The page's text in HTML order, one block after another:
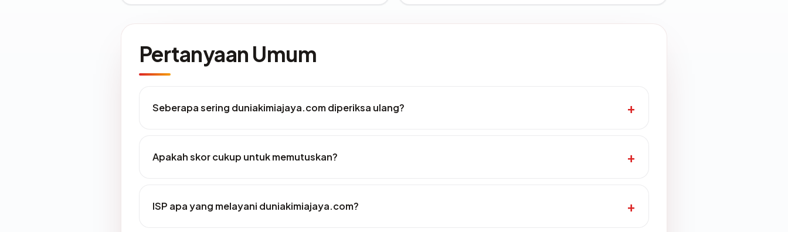
Pertanyaan Umum
Seberapa sering duniakimiajaya.com diperiksa ulang?
Apakah skor cukup untuk memutuskan?
ISP apa yang melayani duniakimiajaya.com?